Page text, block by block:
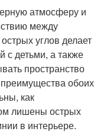
атмосферу и
между
углов делает
с детьми, а также
пространство
обоих
как
лишены острых
в интерьере.